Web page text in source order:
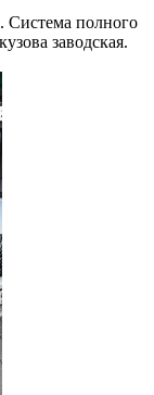
полного
заводская.